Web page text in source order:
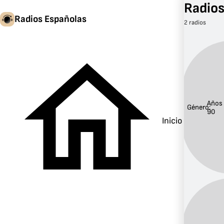
Radios Españolas
Inicio
2 radios
Género:Años
90